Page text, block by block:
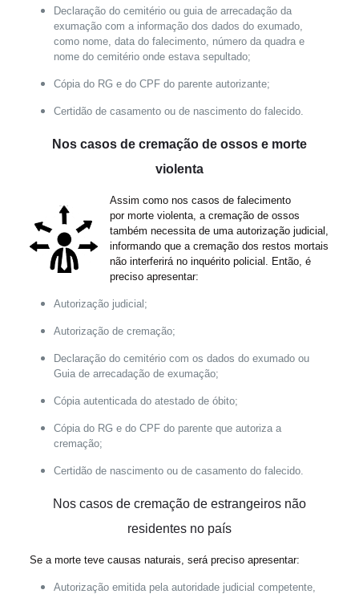
Declaração do cemitério ou guia de arrecadação da
exumação com a informação dos dados do exumado,
como nome, data do falecimento, número da quadra e
nome do cemitério onde estava sepultado;
Cópia do RG e do CPF do parente autorizante;
Certidão de casamento ou de nascimento do falecido.
Nos casos de cremação de ossos e morte
violenta
Assim como nos casos de falecimento
por morte violenta, a cremação de ossos
também necessita de uma autorização judicial,
informando que a cremação dos restos mortais
não interferirá no inquérito policial. Então, é
preciso apresentar:
Autorização judicial;
Autorização de cremação;
Declaração do cemitério com os dados do exumado ou
Guia de arrecadação de exumação;
Cópia autenticada do atestado de óbito;
Cópia do RG e do CPF do parente que autoriza a
cremação;
Certidão de nascimento ou de casamento do falecido.
Nos casos de cremação de estrangeiros não
residentes no país
Se a morte teve causas naturais, será preciso apresentar:
Autorização emitida pela autoridade judicial competente,